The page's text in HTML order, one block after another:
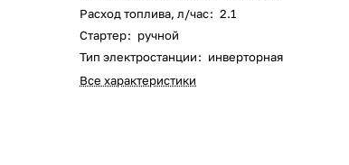
Расход топлива, л/час: 2.1
Стартер: ручной
Тип электростанции: инверторная
Все характеристики